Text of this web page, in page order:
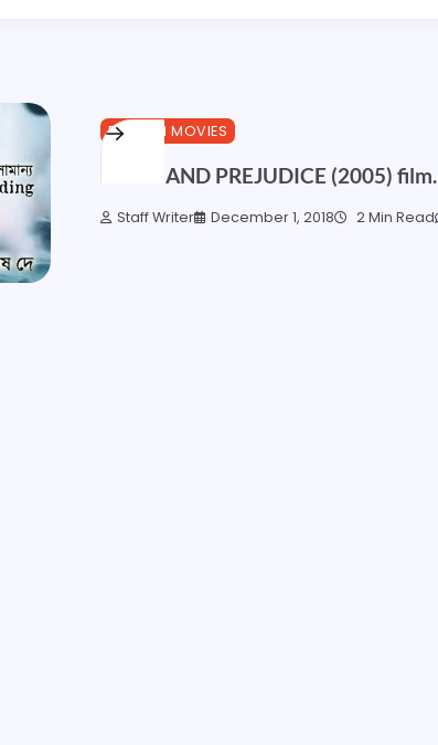
ENGLISH MOVIES
PRIDE AND PREJUDICE (2005) film.
Staff Writer December 1, 2018 2 Min Read